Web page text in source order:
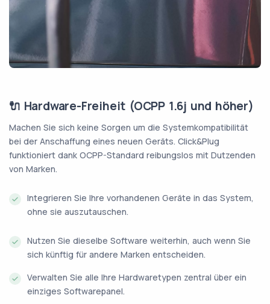
🔌 Hardware-Freiheit (OCPP 1.6j und höher)
Machen Sie sich keine Sorgen um die Systemkompatibilität
bei der Anschaffung eines neuen Geräts. Click&Plug
funktioniert dank OCPP-Standard reibungslos mit Dutzenden
von Marken.
Integrieren Sie Ihre vorhandenen Geräte in das System,
ohne sie auszutauschen.
Nutzen Sie dieselbe Software weiterhin, auch wenn Sie
sich künftig für andere Marken entscheiden.
Verwalten Sie alle Ihre Hardwaretypen zentral über ein
einziges Softwarepanel.